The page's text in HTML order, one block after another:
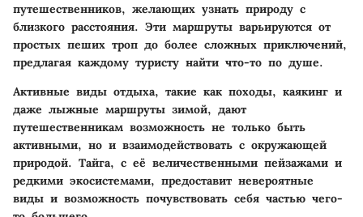
путешественников, желающих узнать природу с
близкого расстояния. Эти маршруты варьируются от
простых пеших троп до более сложных приключений,
предлагая каждому туристу найти что-то по душе.
Активные виды отдыха, такие как походы, каякинг и
даже лыжные маршруты зимой, дают
путешественникам возможность не только быть
активными, но и взаимодействовать с окружающей
природой. Тайга, с её величественными пейзажами и
редкими экосистемами, предоставит невероятные
виды и возможность почувствовать себя частью чего-